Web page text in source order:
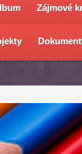
Zájmové